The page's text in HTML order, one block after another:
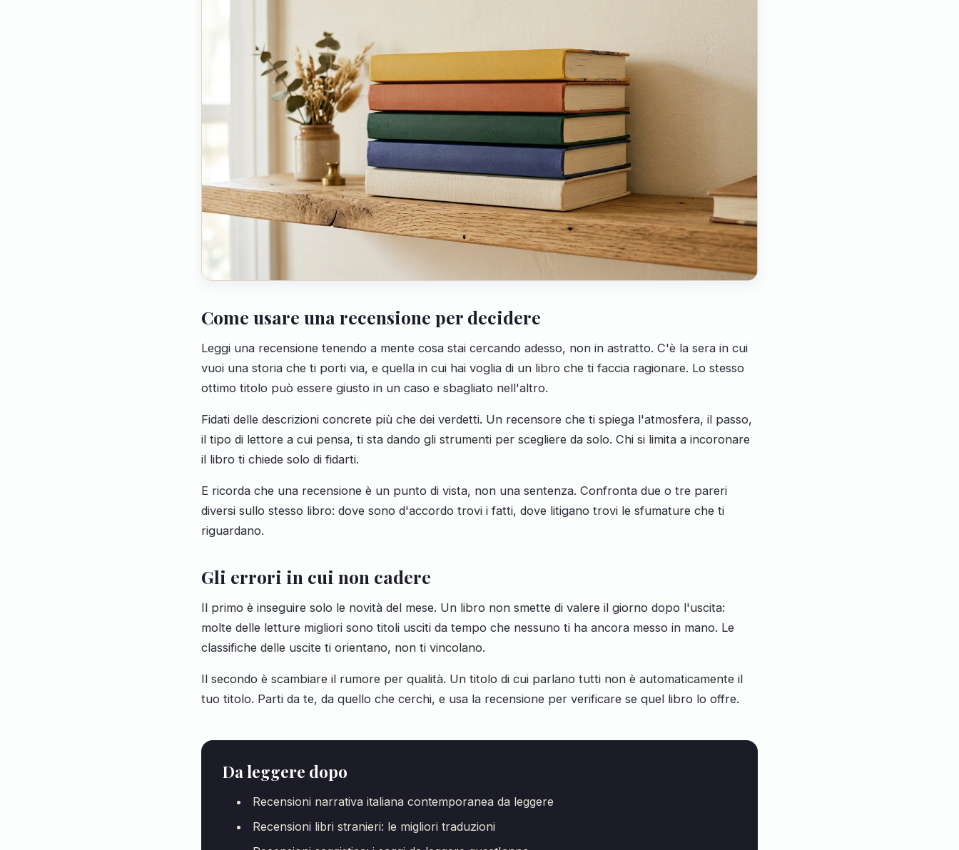
Come usare una recensione per decidere
Leggi una recensione tenendo a mente cosa stai cercando adesso, non in astratto. C'è la sera in cui
vuoi una storia che ti porti via, e quella in cui hai voglia di un libro che ti faccia ragionare. Lo stesso
ottimo titolo può essere giusto in un caso e sbagliato nell'altro.
Fidati delle descrizioni concrete più che dei verdetti. Un recensore che ti spiega l'atmosfera, il passo,
il tipo di lettore a cui pensa, ti sta dando gli strumenti per scegliere da solo. Chi si limita a incoronare
il libro ti chiede solo di fidarti.
E ricorda che una recensione è un punto di vista, non una sentenza. Confronta due o tre pareri
diversi sullo stesso libro: dove sono d'accordo trovi i fatti, dove litigano trovi le sfumature che ti
riguardano.
Gli errori in cui non cadere
Il primo è inseguire solo le novità del mese. Un libro non smette di valere il giorno dopo l'uscita:
molte delle letture migliori sono titoli usciti da tempo che nessuno ti ha ancora messo in mano. Le
classifiche delle uscite ti orientano, non ti vincolano.
Il secondo è scambiare il rumore per qualità. Un titolo di cui parlano tutti non è automaticamente il
tuo titolo. Parti da te, da quello che cerchi, e usa la recensione per verificare se quel libro lo offre.
Da leggere dopo
Recensioni narrativa italiana contemporanea da leggere
Recensioni libri stranieri: le migliori traduzioni